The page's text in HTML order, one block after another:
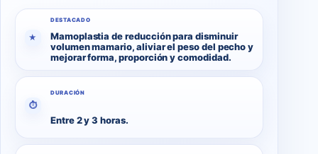
★
DESTACADO
Mamoplastia de reducción para disminuir
volumen mamario, aliviar el peso del pecho y
mejorar forma, proporción y comodidad.
⏱
DURACIÓN
Entre 2 y 3 horas.